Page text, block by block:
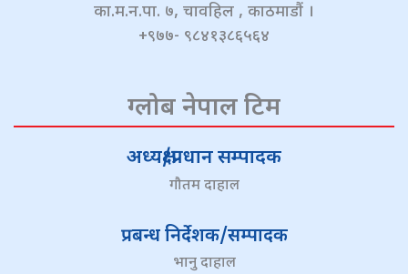
का.म.न.पा. ७, चावहिल , काठमाडौं ।
+९७७- ९८४१३८६५६४
ग्लोब नेपाल टिम
अध्यक्ष/प्रधान सम्पादक
गौतम दाहाल
प्रबन्ध निर्देशक/सम्पादक
भानु दाहाल